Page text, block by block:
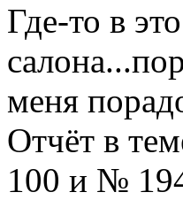
Где-то в
меня
Отчёт в
100 и №